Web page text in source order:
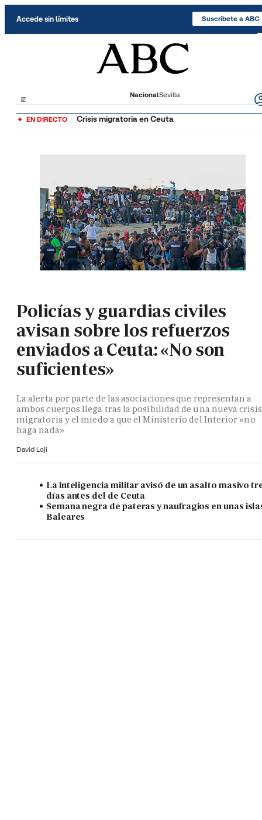
Accede sin límites Suscríbete a ABC
NacionalSevilla
EN DIRECTO Crisis migratoria en Ceuta
Policías y guardias civiles
avisan sobre los refuerzos
enviados a Ceuta: «No son
suficientes»
La alerta por parte de las asociaciones que representan a
ambos cuerpos llega tras la posibilidad de una nueva crisis
migratoria y el miedo a que el Ministerio del Interior «no
haga nada»
David Loji
La inteligencia militar avisó de un asalto masivo
días antes del de Ceuta
Semana negra de pateras y naufragios en unas
Baleares